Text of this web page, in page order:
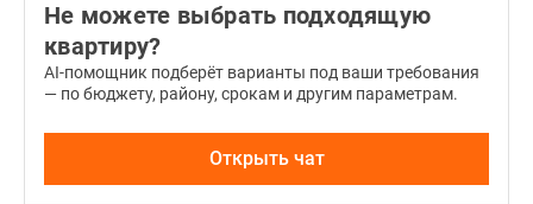
Не можете выбрать подходящую
квартиру?
AI-помощник подберёт варианты под ваши требования
— по бюджету, району, срокам и другим параметрам.
Открыть чат